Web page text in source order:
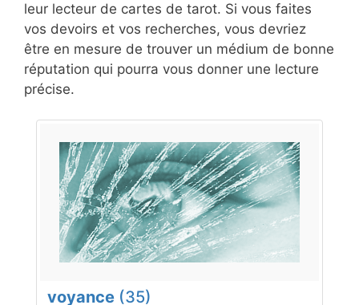
leur lecteur de cartes de tarot. Si vous faites
vos devoirs et vos recherches, vous devriez
être en mesure de trouver un médium de bonne
réputation qui pourra vous donner une lecture
précise.
voyance (35)